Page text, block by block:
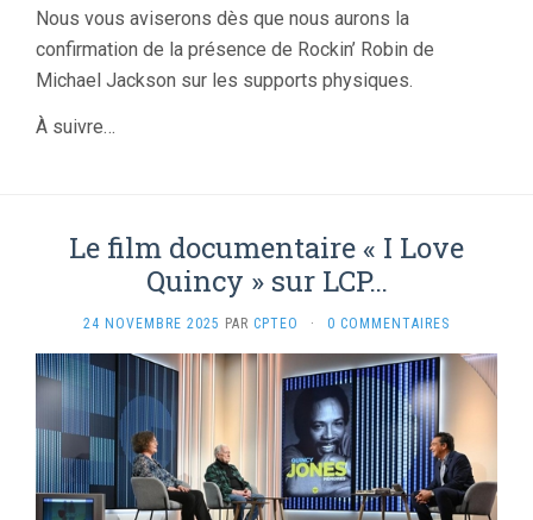
Nous vous aviserons dès que nous aurons la
confirmation de la présence de Rockin’ Robin de
Michael Jackson sur les supports physiques.
À suivre…
Le film documentaire « I Love
Quincy » sur LCP…
24 NOVEMBRE 2025 PAR CPTEO · 0 COMMENTAIRES